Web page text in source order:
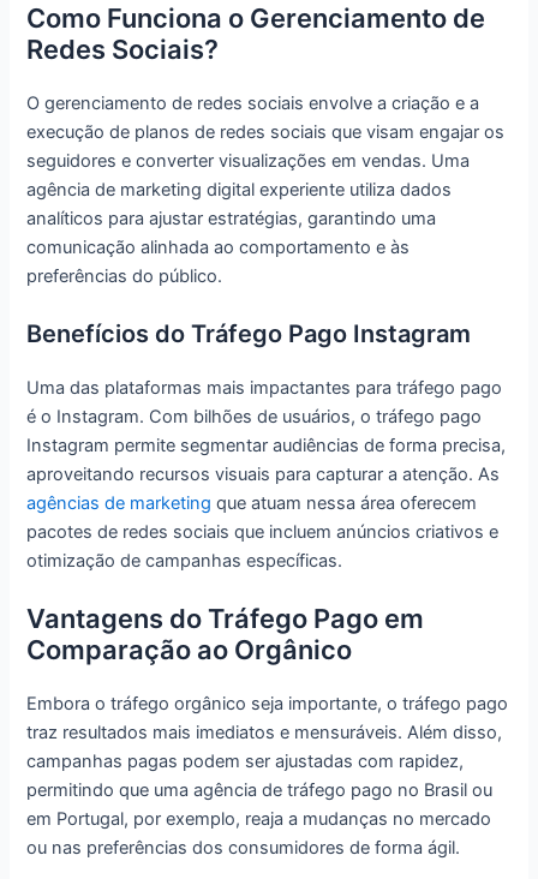
Como Funciona o Gerenciamento de
Redes Sociais?
O gerenciamento de redes sociais envolve a criação e a
execução de planos de redes sociais que visam engajar os
seguidores e converter visualizações em vendas. Uma
agência de marketing digital experiente utiliza dados
analíticos para ajustar estratégias, garantindo uma
comunicação alinhada ao comportamento e às
preferências do público.
Benefícios do Tráfego Pago Instagram
Uma das plataformas mais impactantes para tráfego pago
é o Instagram. Com bilhões de usuários, o tráfego pago
Instagram permite segmentar audiências de forma precisa,
aproveitando recursos visuais para capturar a atenção. As
agências de marketing que atuam nessa área oferecem
pacotes de redes sociais que incluem anúncios criativos e
otimização de campanhas específicas.
Vantagens do Tráfego Pago em
Comparação ao Orgânico
Embora o tráfego orgânico seja importante, o tráfego pago
traz resultados mais imediatos e mensuráveis. Além disso,
campanhas pagas podem ser ajustadas com rapidez,
permitindo que uma agência de tráfego pago no Brasil ou
em Portugal, por exemplo, reaja a mudanças no mercado
ou nas preferências dos consumidores de forma ágil.